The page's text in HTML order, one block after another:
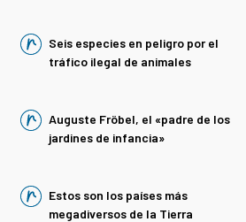
Seis especies en peligro por el
tráfico ilegal de animales
Auguste Fröbel, el «padre de los
jardines de infancia»
Estos son los países más
megadiversos de la Tierra